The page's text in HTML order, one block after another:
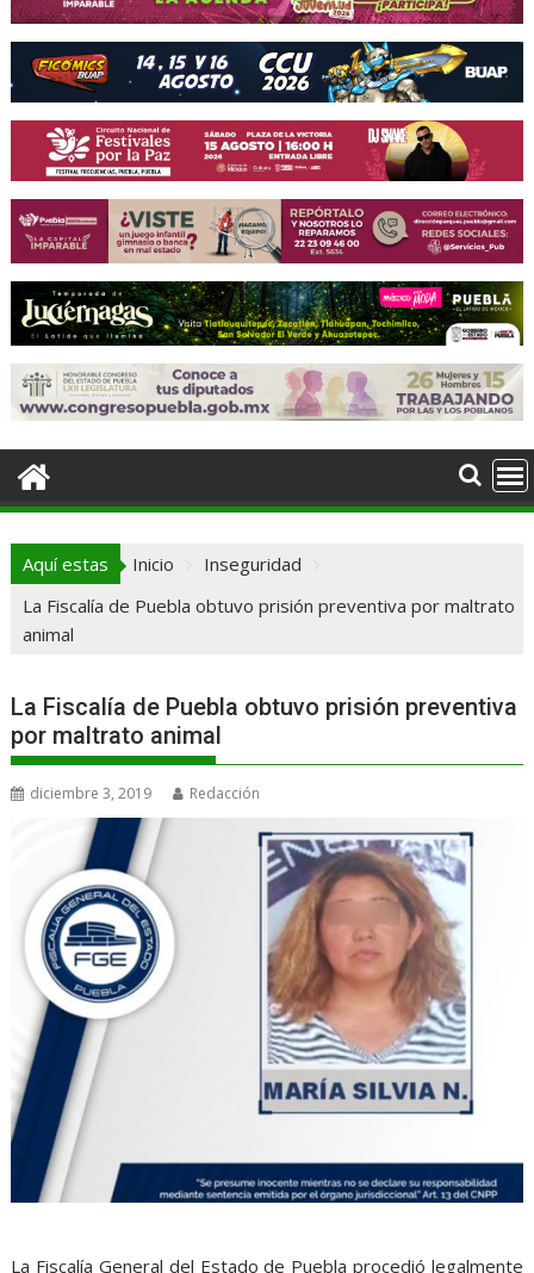
Aquí estas Inicio
Inseguridad
La Fiscalía de Puebla obtuvo prisión preventiva por maltrato
animal
La Fiscalía de Puebla obtuvo prisión preventiva
por maltrato animal
diciembre 3, 2019 Redacción
La Fiscalía General del Estado de Puebla procedió legalmente